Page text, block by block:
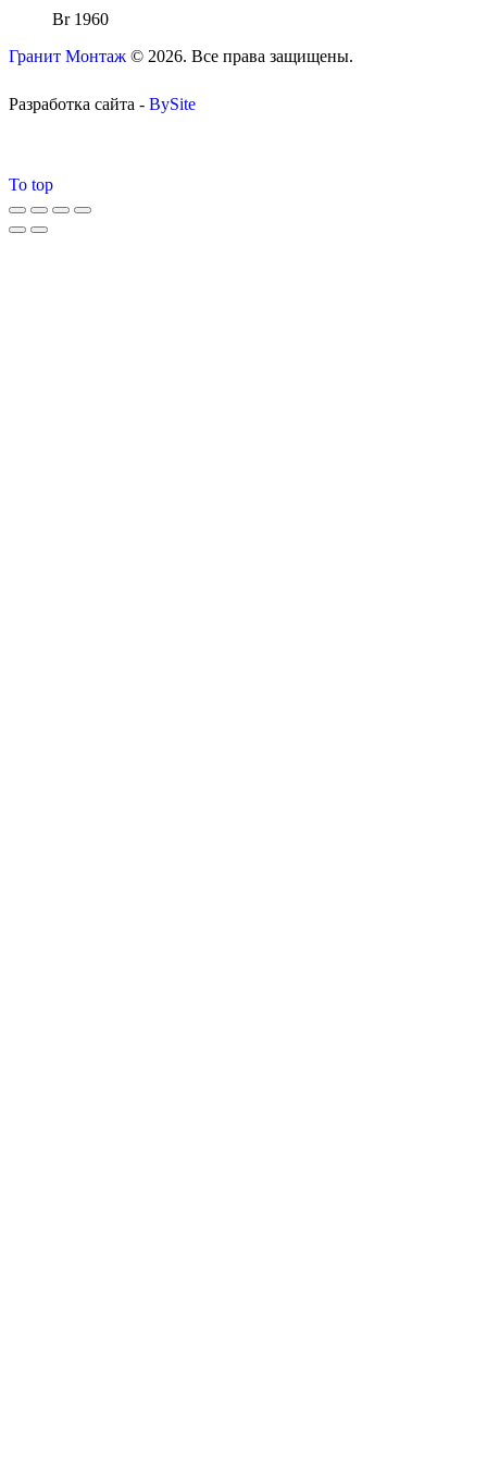
Br1960
Гранит Монтаж © 2026. Все права защищены.
Разработка сайта - BySite
To top